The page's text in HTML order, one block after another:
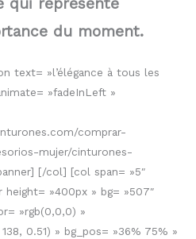
qui représente
du moment.
text= »l’élégance à tous les
»fadeInLeft »
comprar-
mujer/cinturones-
[/col] [col span= »5″
height= »400px » bg= »507″
»rgb(0,0,0) »
0.51) » bg_pos= »36% 75% »